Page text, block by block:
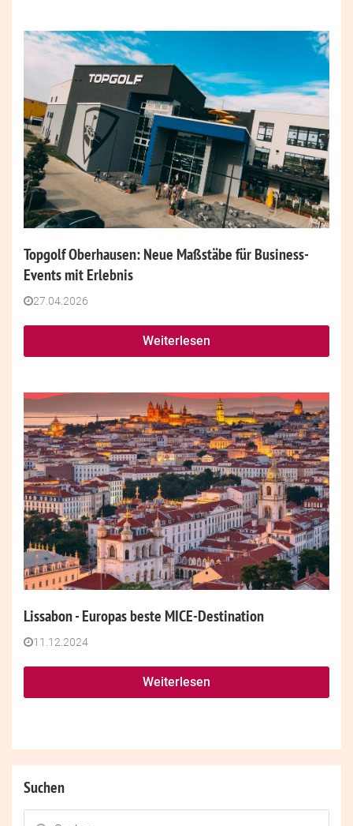
Topgolf Oberhausen: Neue Maßstäbe für Business-
Events mit Erlebnis
27.04.2026
Weiterlesen
Lissabon - Europas beste MICE-Destination
11.12.2024
Weiterlesen
Suchen